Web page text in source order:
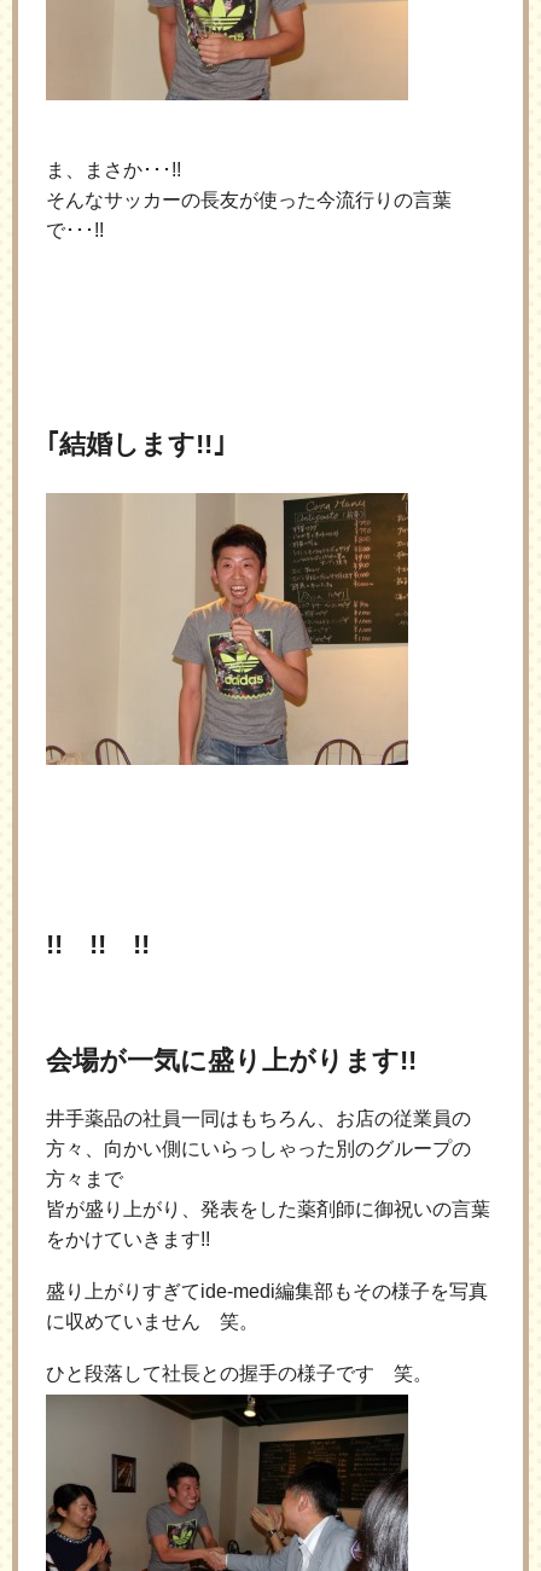
ま、まさか･･･!!
そんなサッカーの長友が使った今流行りの言葉
で･･･!!
｢結婚します!!｣
!! !! !!
会場が一気に盛り上がります!!
井手薬品の社員一同はもちろん、お店の従業員の
方々、向かい側にいらっしゃった別のグループの
方々まで
皆が盛り上がり、発表をした薬剤師に御祝いの言葉
をかけていきます!!
盛り上がりすぎてide-medi編集部もその様子を写真
に収めていません 笑。
ひと段落して社長との握手の様子です 笑。